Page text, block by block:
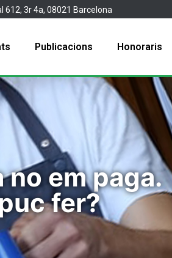
612, 3r 4a, 08021 Barcelona
Publicacions Honoraris
no em paga.
fer?